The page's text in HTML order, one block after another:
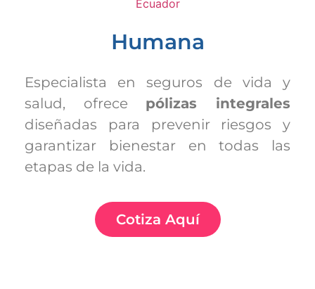
Humana
Especialista en seguros de vida y
salud, ofrece pólizas integrales
diseñadas para prevenir riesgos y
garantizar bienestar en todas las
etapas de la vida.
Cotiza Aquí